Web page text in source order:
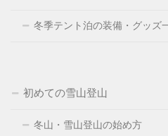
冬季テント泊の装備・グッズ
初めての雪山登山
冬山・雪山登山の始め方